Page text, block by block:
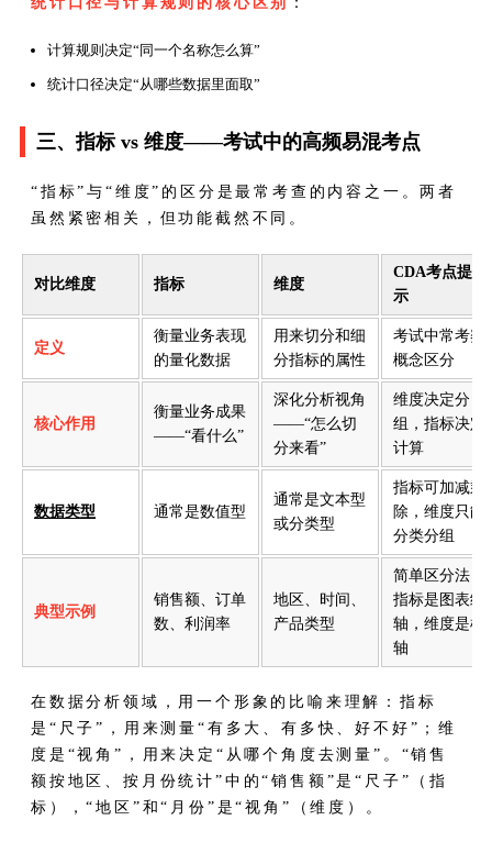
计算规则决定“同一个名称怎么算”
统计口径决定“从哪些数据里面取”
三、指标 vs 维度——考试中的高频易混考点
“指标”与“维度”的区分是最常考查的内容之一。两者
虽然紧密相关，但功能截然不同。
对比维度 指标 维度
CDA考点提
示
定义
衡量业务表现
的量化数据
用来切分和细
分指标的属性
考试中常考察
概念区分
核心作用
衡量业务成果
——“看什么”
深化分析视角
——“怎么切
分来看”
维度决定分
组，指标决定
计算
数据类型 通常是数值型
通常是文本型
或分类型
指标可加减乘
除，维度只能
分类分组
典型示例
销售额、订单
数、利润率
地区、时间、
产品类型
简单区分法：
指标是图表纵
轴，维度是横
轴
在数据分析领域，用一个形象的比喻来理解：指标
是“尺子”，用来测量“有多大、有多快、好不好”；维
度是“视角”，用来决定“从哪个角度去测量”。“销售
额按地区、按月份统计”中的“销售额”是“尺子”（指
标），“地区”和“月份”是“视角”（维度）。